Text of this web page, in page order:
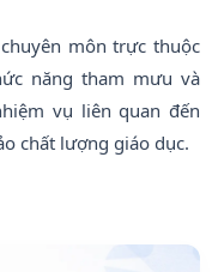
môn trực thuộc
năng tham mưu và
vụ liên quan đến
chất lượng giáo dục.